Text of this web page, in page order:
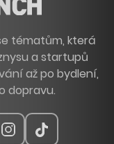
tématům, která
a startupů
až po bydlení,
dopravu.